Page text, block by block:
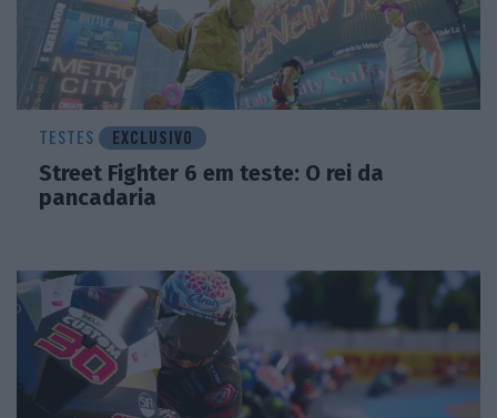
TESTES EXCLUSIVO
Street Fighter 6 em teste: O rei da
pancadaria